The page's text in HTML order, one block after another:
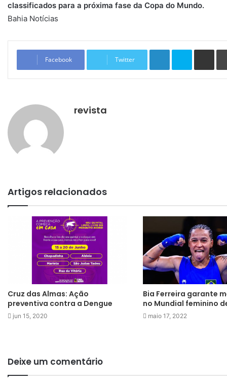
classificados para a próxima fase da Copa do Mundo.
Bahia Notícias
Facebook Twitter
Linkedin Skype
revista
Artigos relacionados
Cruz das Almas: Ação
preventiva contra a Dengue
jun 15, 2020
Bia Ferreira garante
no Mundial feminino
maio 17, 2022
Deixe um comentário